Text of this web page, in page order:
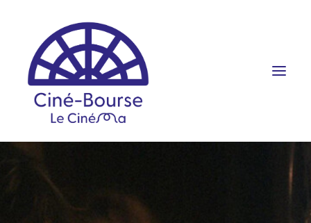
FILMS ET HORAIRES
ÉVÉNEMENTS